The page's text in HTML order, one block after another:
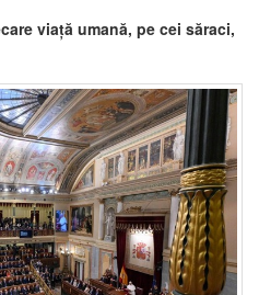
viață umană, pe cei săraci,